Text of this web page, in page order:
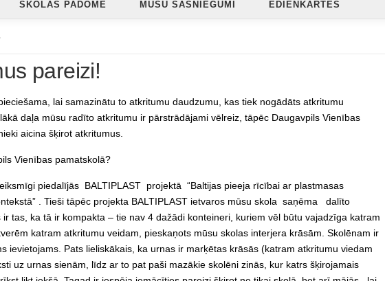
SKOLAS PADOME MŪSU SASNIEGUMI ĒDIENKARTES
pareizi!
lai samazinātu to atkritumu daudzumu, kas tiek nogādāts atkritumu
daļa mūsu radīto atkritumu ir pārstrādājami vēlreiz, tāpēc Daugavpils Vienības
aicina šķirot atkritumus.
Vienības pamatskolā?
piedalījās BALTIPLAST projektā “Baltijas pieeja rīcībai ar plastmasas
. Tieši tāpēc projekta BALTIPLAST ietvaros mūsu skola saņēma dalīto
tas, ka tā ir kompakta – tie nav 4 dažādi konteineri, kuriem vēl būtu vajadzīga katram
katram atkritumu veidam, pieskaņots mūsu skolas interjera krāsām. Skolēnam ir
ievietojams. Pats lieliskākais, ka urnas ir marķētas krāsās (katram atkritumu viedam
uz urnas sienām, līdz ar to pat paši mazākie skolēni zinās, kur katrs šķirojamais